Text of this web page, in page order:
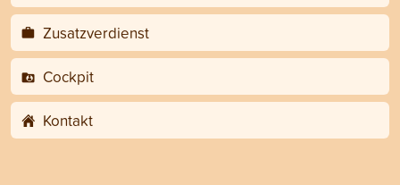
Zusatzverdienst
Cockpit
Kontakt